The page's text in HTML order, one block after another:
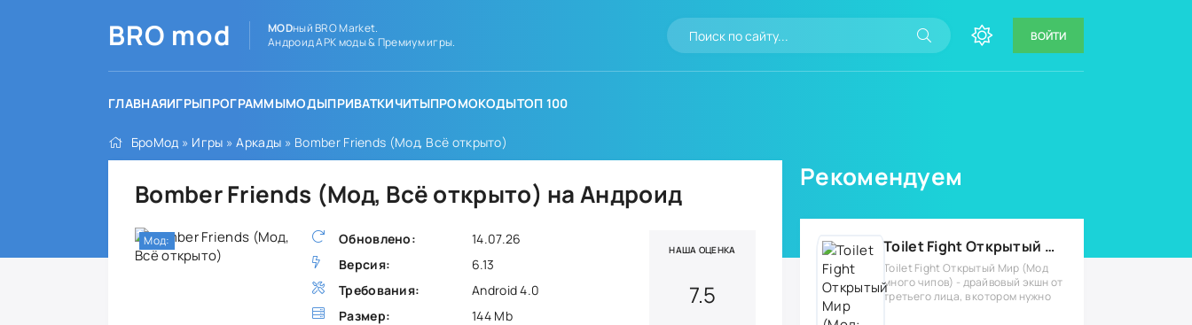
BRO mod MODный BRO Market.
Андроид APK моды & Премиум игры.
ВОЙТИ
ГЛАВНАЯИГРЫПРОГРАММЫМОДЫПРИВАТКИЧИТЫПРОМОКОДЫТОП 100
БроМод » Игры »Аркады » Bomber Friends (Мод, Всё открыто)
Bomber Friends (Мод, Всё открыто) на Андроид
Обновлено:
14.07.26
Версия:
6.13
Требования:
Android 4.0
Размер:
144 Mb
НАША ОЦЕНКА
7.5
Мод:
Рекомендуем
Toilet Fight Открытый Мир (Мод: много чипов, денег, все открыто, бессмертие, урон, 50+ читов)
Toilet Fight Открытый Мир (Мод
много чипов) - драйвовый экшн от
третьего лица, в котором нужно